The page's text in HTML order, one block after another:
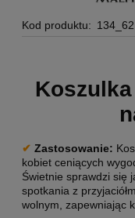
Kod produktu: 134_62
✔ Zastosowanie:
kobiet ceniących
Świetnie sprawdzi się
spotkania z
wolnym, zapewniając